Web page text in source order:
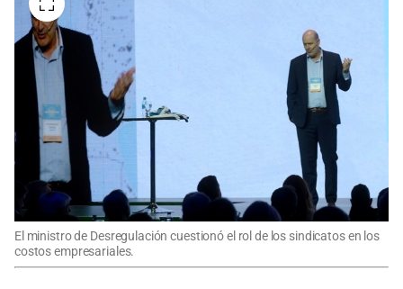
El ministro de Desregulación cuestionó el rol de los sindicatos en los
costos empresariales.